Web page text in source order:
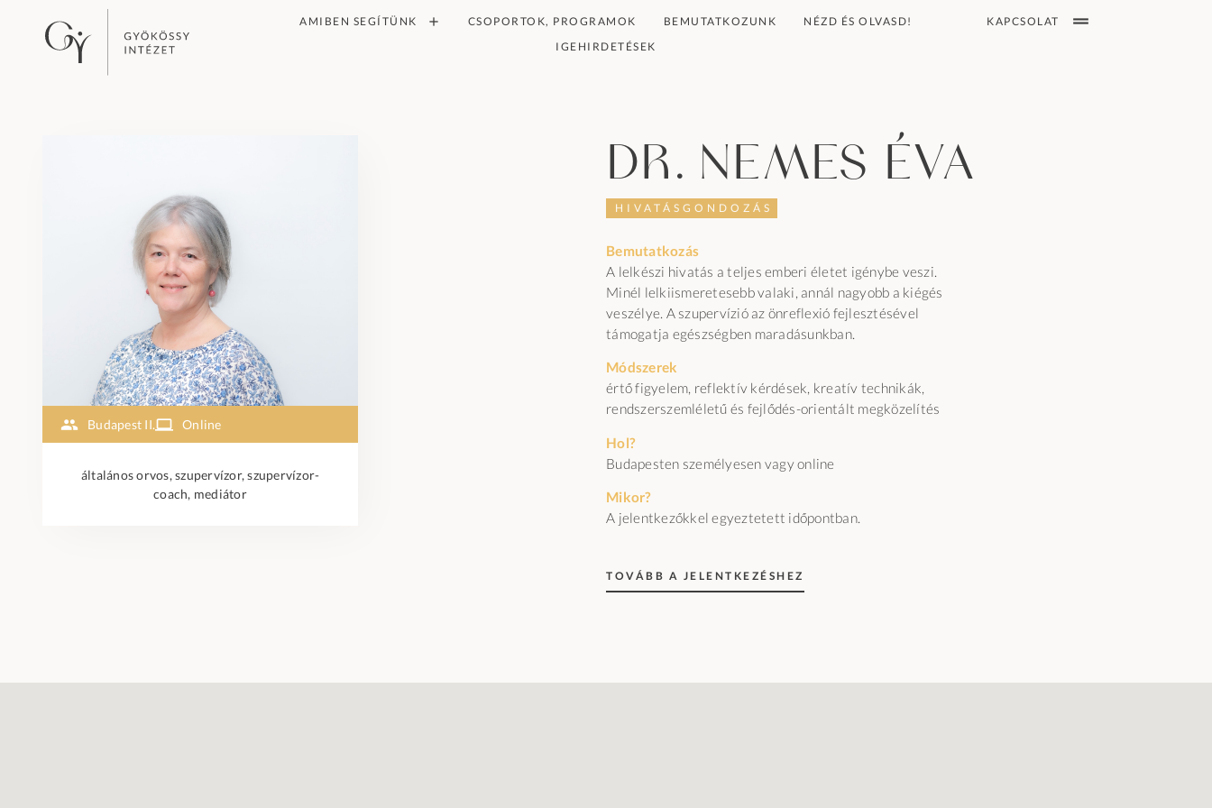
AMIBEN SEGÍTÜNK CSOPORTOK, PROGRAMOK BEMUTATKOZUNK
NÉZD ÉS OLVASD!
IGEHIRDETÉSEK
KAPCSOLAT
Budapest II. Online
általános orvos, szupervízor, szupervízor-
coach, mediátor
dr. Nemes Éva
HIVATÁSGONDOZÁS
Bemutatkozás
A lelkészi hivatás a teljes emberi életet igénybe veszi.
Minél lelkiismeretesebb valaki, annál nagyobb a kiégés
veszélye. A szupervízió az önreflexió fejlesztésével
támogatja egészségben maradásunkban.
Módszerek
értő figyelem, reflektív kérdések, kreatív technikák,
rendszerszemléletű és fejlődés-orientált megközelítés
Hol?
Budapesten személyesen vagy online
Mikor?
A jelentkezőkkel egyeztetett időpontban.
TOVÁBB A JELENTKEZÉSHEZ